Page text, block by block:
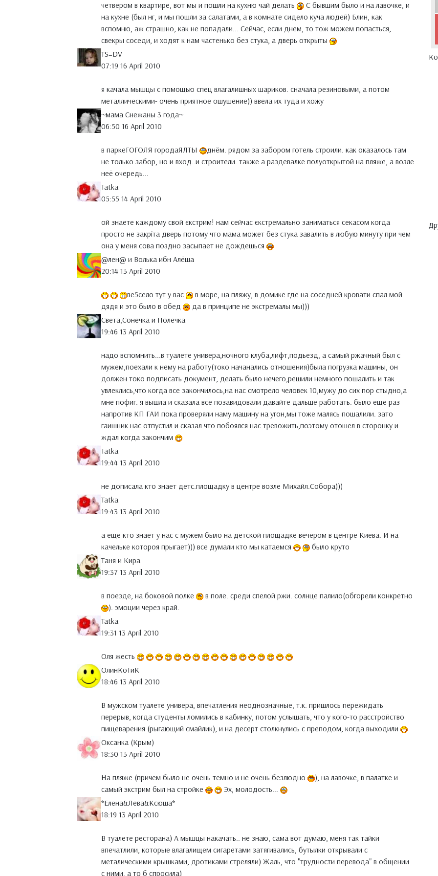
четвером в квартире, вот мы и пошли на кухню чай делать
С бывшим было и на лавочке, и
на кухне (был нг, и мы пошли за салатами, а в комнате сидело куча людей) Блин, как
вспомню, аж страшно, как не попадали... Сейчас, если днем, то тож можем попасться,
свекры соседи, и ходят к нам частенько без стука, а дверь открыты
TS=DV
07:19 16 April 2010
я качала мышцы с помощью спец влагалишных шариков. сначала резиновыми, а потом
металлическими- очень приятное ошушение)) ввела их туда и хожу
~мама Снежаны 3 года~
06:50 16 April 2010
в паркеГОГОЛЯ городаЯЛТЫ
днём. рядом за забором готель строили. как оказалось там
не только забор, но и вход..и строители. также а раздевалке полуоткрытой на пляже, а возле
неё очередь...
Tatka
05:55 14 April 2010
ой знаете каждому свой єкстрим! нам сейчас єкстремально заниматься секасом когда
просто не закріта дверь потому что мама может без стука завалить в любую минуту при чем
она у меня сова поздно засыпает не дождешься
@лен@ и Волька ибн Алёша
20:14 13 April 2010
ве5село тут у вас
в море, на пляжу, в домике где на соседней кровати спал мой
дядя и это было в обед
да в принципе не экстремалы мы)))
Света,Сонечка и Полечка
19:46 13 April 2010
надо вспомнить...в туалете универа,ночного клуба,лифт,подьезд, а самый ржачный был с
мужем,поехали к нему на работу(токо начанались отношения)была погрузка машины, он
должен токо подписать документ, делать было нечего,решили немного пошалить и так
увлеклись,что когда все закончилось,на нас смотрело человек 10,мужу до сих пор стыдно,а
мне пофиг. я вышла и сказала все позавидовали давайте дальше работать. было еще раз
напротив КП ГАИ пока проверяли наму машину на угон,мы тоже малясь пошалили. зато
гаишник нас отпустил и сказал что побоялся нас тревожить,поэтому отошел в сторонку и
ждал когда закончим
Tatka
19:44 13 April 2010
не дописала кто знает детс.площадку в центре возле Михайл.Собора)))
Tatka
19:43 13 April 2010
а еще кто знает у нас с мужем было на детской площадке вечером в центре Киева. И на
качельке котороя прыгает))) все думали кто мы катаемся
было круто
Таня и Кира
19:37 13 April 2010
в поезде, на боковой полке
в поле. среди спелой ржи. солнце палило(обгорели конкретно
). эмоции через край.
Tatka
19:31 13 April 2010
Оля жесть
ОлинКоТиК
18:46 13 April 2010
В мужском туалете универа, впечатления неоднозначные, т.к. пришлось пережидать
перерыв, когда студенты ломились в кабинку, потом услышать, что у кого-то расстройство
пищеварения (рыгающий смайлик), и на десерт столкнулись с преподом, когда выходили
Оксанка (Крым)
18:30 13 April 2010
На пляже (причем было не очень темно и не очень безлюдно
), на лавочке, в палатке и
самый экстрим был на стройке
Эх, молодость...
*Елена&Лева&Ксюша*
18:19 13 April 2010
В туалете ресторана) А мышцы накачать.. не знаю, сама вот думаю, меня так тайки
впечатлили, которые влагалищем сигаретами затягивались, бутылки открывали с
металическими крышками, дротиками стреляли) Жаль, что "трудности перевода" в общении
с ними, а то б спросила)